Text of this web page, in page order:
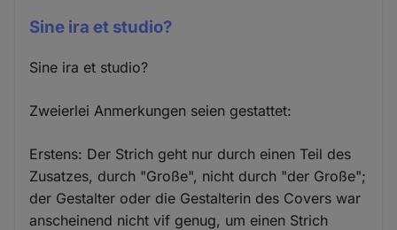
Sine ira et studio?
Sine ira et studio?
Zweierlei Anmerkungen seien gestattet:
Erstens: Der Strich geht nur durch einen Teil des
Zusatzes, durch "Große", nicht durch "der Große";
der Gestalter oder die Gestalterin des Covers war
anscheinend nicht vif genug, um einen Strich